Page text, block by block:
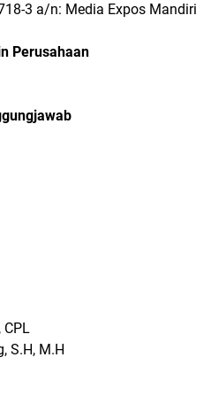
3 a/n: Media Expos Mandiri
Perusahaan
S.H, M.H